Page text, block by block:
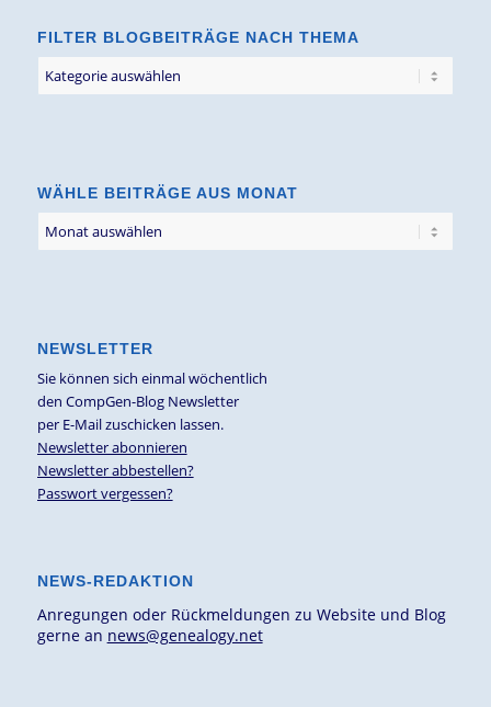
FILTER BLOGBEITRÄGE NACH THEMA
Blogbeiträge
WÄHLE BEITRÄGE AUS MONAT
NEWSLETTER
Sie können sich einmal wöchentlich
den CompGen-Blog Newsletter
per E-Mail zuschicken lassen.
Newsletter abonnieren
Newsletter abbestellen?
Passwort vergessen?
NEWS-REDAKTION
Anregungen oder Rückmeldungen zu Website und Blog
gerne an news@genealogy.net